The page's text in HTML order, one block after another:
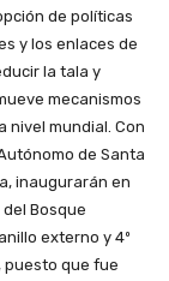
de políticas
y los enlaces de
la tala y
mecanismos
nivel mundial. Con
de Santa
inaugurarán en
Bosque
externo y 4º
puesto que fue